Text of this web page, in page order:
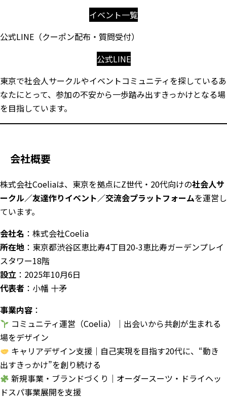
イベント一覧
公式LINE（クーポン配布・質問受付）
公式LINE
東京で社会人サークルやイベントコミュニティを探しているあ
なたにとって、参加の不安から一歩踏み出すきっかけとなる場
を目指しています。
会社概要
株式会社Coeliaは、東京を拠点にZ世代・20代向けの社会人サ
ークル／友達作りイベント／交流会プラットフォームを運営し
ています。
会社名 ：株式会社Coelia
所在地 ：東京都渋谷区恵比寿4丁目20-3恵比寿ガーデンプレイ
スタワー18階
設立 ：2025年10月6日
代表者 ：小幡 十矛
事業内容 ：
コミュニティ運営（Coelia）｜出会いから共創が生まれる
場をデザイン
キャリアデザイン支援｜自己実現を目指す20代に、“動き
出すきっかけ”を創り続ける
新規事業・ブランドづくり｜オーダースーツ・ドライヘッ
ドスパ事業展開を支援